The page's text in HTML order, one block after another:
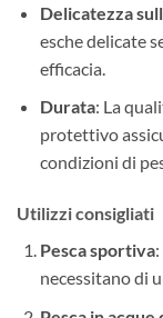
Delicatezza
esche delicate
efficacia.
Durata: La
protettivo
condizioni di
Utilizzi consigliati
Pesca sportiva:
necessitano di